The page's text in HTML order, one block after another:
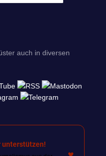
auch in diversen